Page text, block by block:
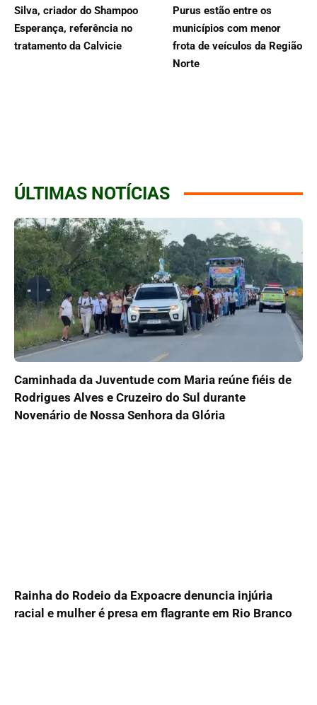
Silva, criador do Shampoo
Esperança, referência no
tratamento da Calvicie
Purus estão entre os
municípios com menor
frota de veículos da Região
Norte
ÚLTIMAS NOTÍCIAS
Caminhada da Juventude com Maria reúne fiéis de
Rodrigues Alves e Cruzeiro do Sul durante
Novenário de Nossa Senhora da Glória
Rainha do Rodeio da Expoacre denuncia injúria
racial e mulher é presa em flagrante em Rio Branco